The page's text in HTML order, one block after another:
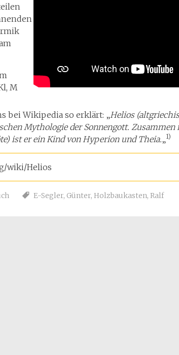
M
bei Wikipedia so erklärt: „Helios
Mythologie der Sonnengott.
ist er ein Kind von Hyperion und Theia.„1)
wiki/Helios
E-Segler, Günter, Holzbaukasten, Ralf